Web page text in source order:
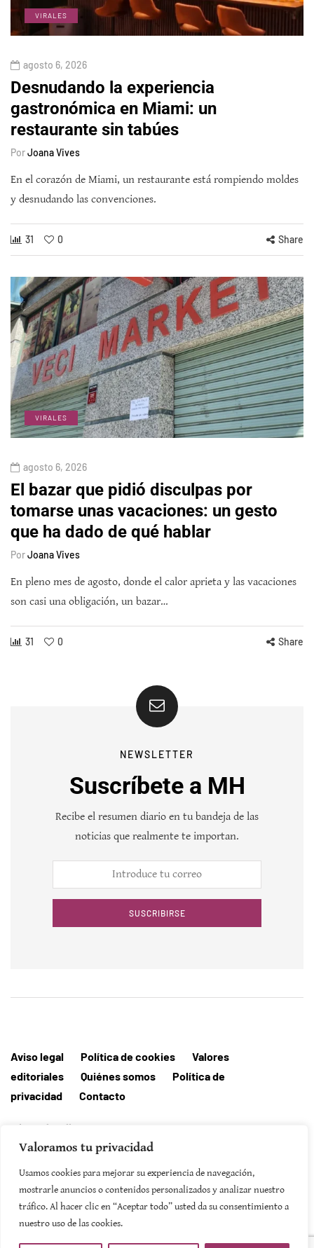
Valoramos tu privacidad
Usamos cookies para mejorar su experiencia de navegación,
mostrarle anuncios o contenidos personalizados y analizar nuestro
tráfico. Al hacer clic en “Aceptar todo” usted da su consentimiento a
nuestro uso de las cookies.
VIRALES
agosto 6, 2026
Desnudando la experiencia
gastronómica en Miami: un
restaurante sin tabúes
PorJoana Vives
En el corazón de Miami, un restaurante está rompiendo moldes
y desnudando las convenciones.
31 0 Share
VIRALES
agosto 6, 2026
El bazar que pidió disculpas por
tomarse unas vacaciones: un gesto
que ha dado de qué hablar
PorJoana Vives
En pleno mes de agosto, donde el calor aprieta y las vacaciones
son casi una obligación, un bazar…
31 0 Share
NEWSLETTER
Suscríbete a MH
Recibe el resumen diario en tu bandeja de las
noticias que realmente te importan.
SUSCRIBIRSE
Aviso legal Política de cookies
Valores
editoriales
Quiénes somos
Política de
privacidad
Contacto
Editorial MallorcaHora
SUSCRIBIRSE